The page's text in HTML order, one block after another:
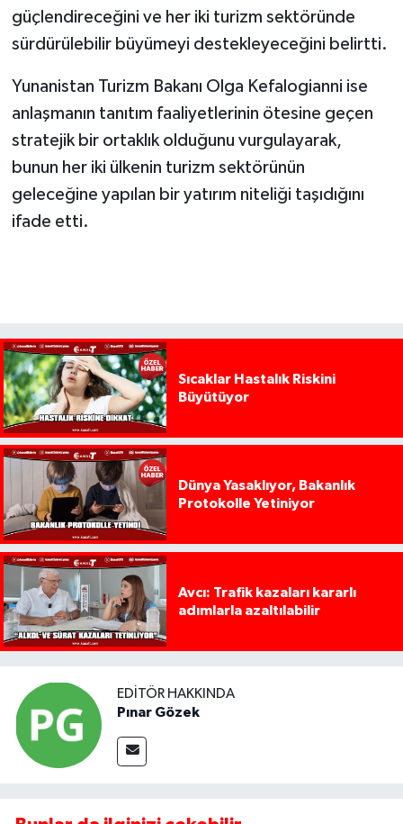
güçlendireceğini ve her iki turizm sektöründe
sürdürülebilir büyümeyi destekleyeceğini belirtti.
Yunanistan Turizm Bakanı Olga Kefalogianni ise
anlaşmanın tanıtım faaliyetlerinin ötesine geçen
stratejik bir ortaklık olduğunu vurgulayarak,
bunun her iki ülkenin turizm sektörünün
geleceğine yapılan bir yatırım niteliği taşıdığını
ifade etti.
Sıcaklar Hastalık Riskini
Büyütüyor
Dünya Yasaklıyor, Bakanlık
Protokolle Yetiniyor
Avcı: Trafik kazaları kararlı
adımlarla azaltılabilir
EDITÖR HAKKINDA
Pınar Gözek